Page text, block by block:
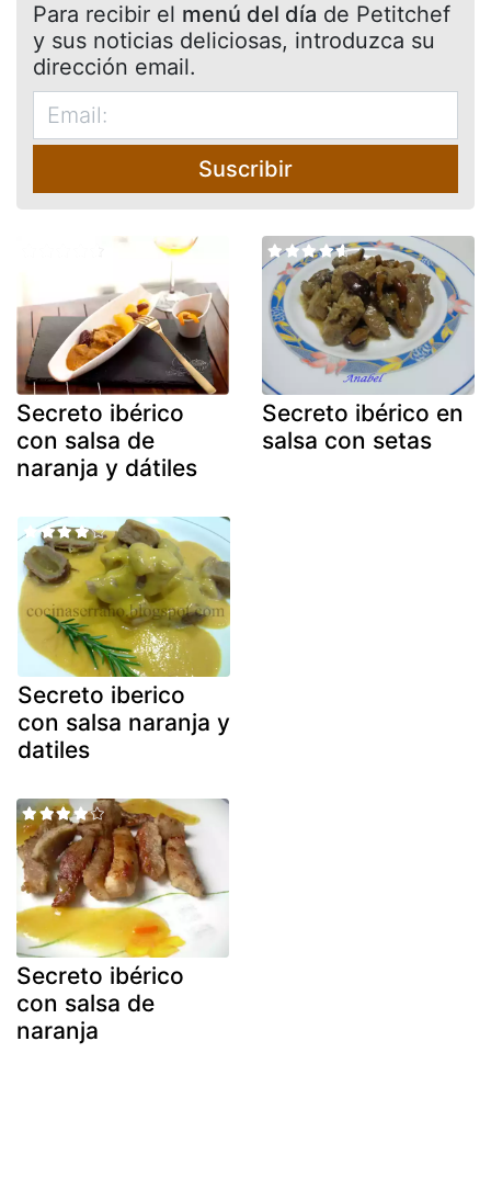
Para recibir el menú del día de Petitchef
y sus noticias deliciosas, introduzca su
dirección email.
Suscribir
Secreto ibérico
con salsa de
naranja y dátiles
Secreto ibérico en
salsa con setas
Secreto iberico
con salsa naranja y
datiles
Secreto ibérico
con salsa de
naranja